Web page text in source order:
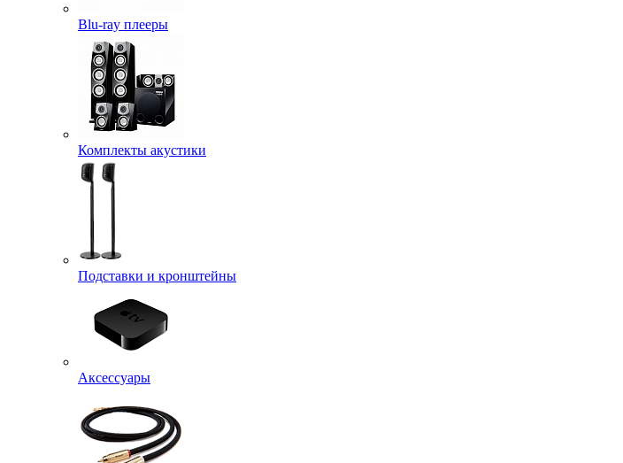
Blu-ray плееры
Комплекты акустики
Подставки и кронштейны
Аксессуары